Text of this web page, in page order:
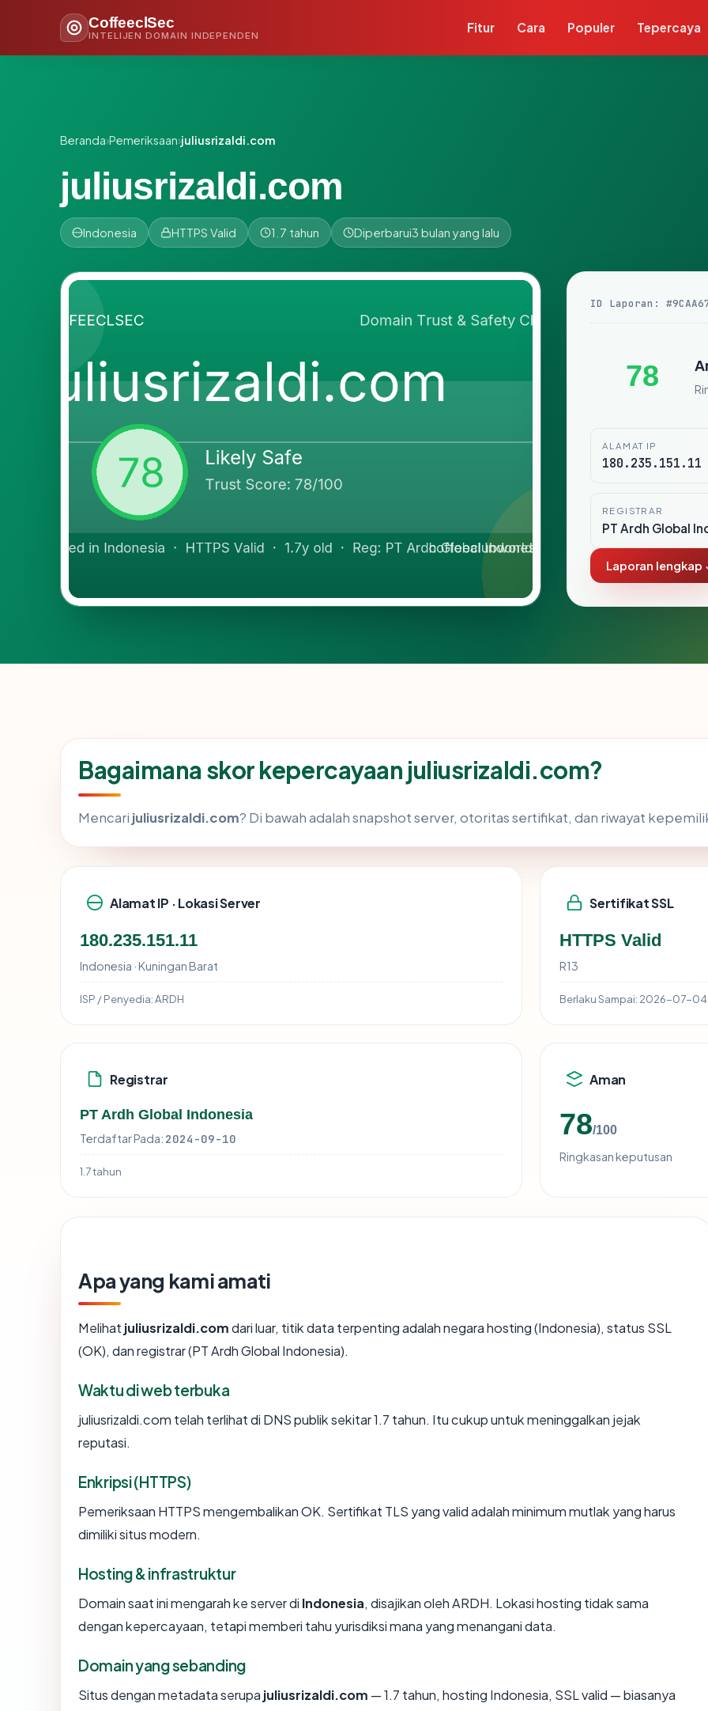
CoffeeclSec
INTELIJEN DOMAIN INDEPENDEN
Fitur Cara Populer Tepercaya
Beranda›Pemeriksaan›juliusrizaldi.com
juliusrizaldi.com
Indonesia HTTPS Valid 1.7 tahun Diperbarui3 bulan yang lalu
ID Laporan:
78
ALAMAT IP
180.235.151.11
REGISTRAR
PT Ardh Global
Laporan lengkap
Bagaimana skor kepercayaan juliusrizaldi.com?
Mencari juliusrizaldi.com? Di bawah adalah snapshot server, otoritas sertifikat, dan riwayat
Alamat IP · Lokasi Server
180.235.151.11
Indonesia · Kuningan Barat
ISP / Penyedia:ARDH
Sertifikat SSL
HTTPS Valid
R13
Berlaku Sampai: 2026-07-04
Registrar
PT Ardh Global Indonesia
Terdaftar Pada: 2024-09-10
1.7 tahun
Aman
78/100
Ringkasan keputusan
Apa yang kami amati
Melihat juliusrizaldi.comdari luar, titik data terpenting adalah negara hosting (Indonesia), status SSL
(OK), dan registrar (PT Ardh Global Indonesia).
Waktu di web terbuka
juliusrizaldi.com telah terlihat di DNS publik sekitar 1.7 tahun. Itu cukup untuk meninggalkan jejak
reputasi.
Enkripsi (HTTPS)
Pemeriksaan HTTPS mengembalikan OK. Sertifikat TLS yang valid adalah minimum mutlak yang harus
dimiliki situs modern.
Hosting & infrastruktur
Domain saat ini mengarah ke server di Indonesia, disajikan oleh ARDH. Lokasi hosting tidak sama
dengan kepercayaan, tetapi memberi tahu yurisdiksi mana yang menangani data.
Domain yang sebanding
Situs dengan metadata serupa juliusrizaldi.com — 1.7 tahun, hosting Indonesia, SSL valid — biasanya